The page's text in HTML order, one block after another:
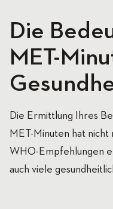
Die
MET-
Die Ermittlung Ihres
MET-Minuten hat nicht
WHO-Empfehlungen
auch viele